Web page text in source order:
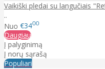
Vaikiški pledai su langučiais
..
Nuo €3400
Daugiau
Į palyginimą
Į norų sąrašą
Populiari